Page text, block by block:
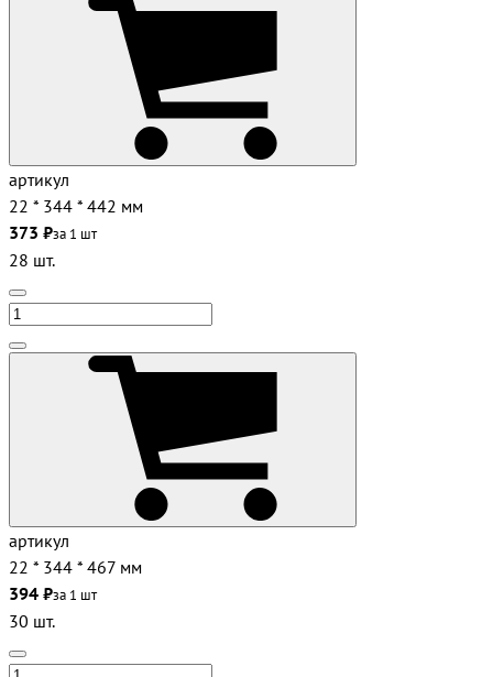
артикул
22 * 344 * 442 мм
373 ₽за 1 шт
28 шт.
артикул
22 * 344 * 467 мм
394 ₽за 1 шт
30 шт.